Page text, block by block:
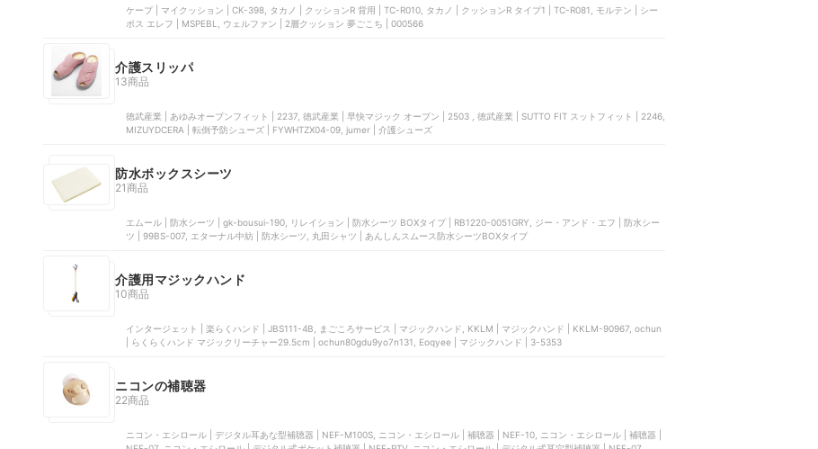
くいステンレス製のバネが使われています。使用後は折りたためるので座面の水切りも簡単ですよ。安定性と使い勝手のよさを兼ね備
えた商品なので、介護用シャワーチェア選びで迷った際は、ぜひ購入を検討してみてくださいね。＜おすすめの人＞安定性を重視した
ケープ | マイクッション | CK-398, タカノ | クッションR 背用 | TC-R010, タカノ | クッションR タイプ1 | TC-R081, モルテン | シー
ポス エレフ | MSPEBL, ウェルファン | 2層クッション 夢ごこち | 000566
介護スリッパ
13商品
徳武産業 | あゆみオープンフィット | 2237, 徳武産業 | 早快マジック オープン | 2503 , 徳武産業 | SUTTO FIT スットフィット | 2246,
MIZUYDCERA | 転倒予防シューズ | FYWHTZX04-09, jumer | 介護シューズ
防水ボックスシーツ
21商品
エムール | 防水シーツ | gk-bousui-190, リレイション | 防水シーツ BOXタイプ | RB1220-0051GRY, ジー・アンド・エフ | 防水シー
ツ | 99BS-007, エターナル中紡 | 防水シーツ, 丸田シャツ | あんしんスムース防水シーツBOXタイプ
介護用マジックハンド
10商品
インタージェット | 楽らくハンド | JBS111-4B, まごころサービス | マジックハンド, KKLM | マジックハンド | KKLM-90967, ochun
| らくらくハンド マジックリーチャー29.5cm | ochun80gdu9yo7n131, Eoqyee | マジックハンド | 3-5353
ニコンの補聴器
22商品
ニコン・エシロール | デジタル耳あな型補聴器 | NEF-M100S, ニコン・エシロール | 補聴器 | NEF-10, ニコン・エシロール | 補聴器 |